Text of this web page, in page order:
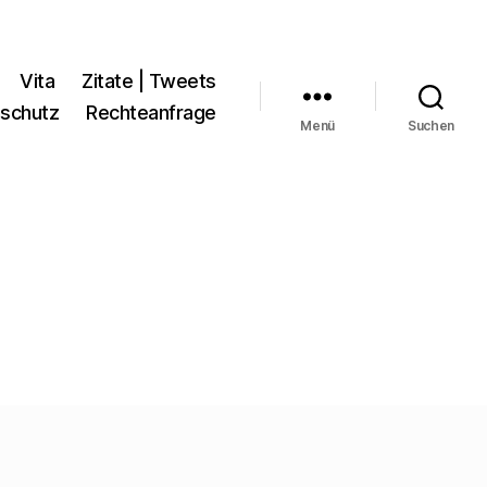
Vita
Zitate | Tweets
Rechteanfrage
Menü Suchen